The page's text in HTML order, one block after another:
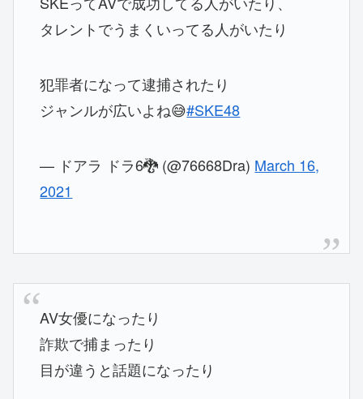
タレントでうまくいってる人がいたり
犯罪者になって逮捕されたり
ジャンルが広いよね😅#SKE48
— ドアラ ドラ6🐉 (@76668Dra) March 16,
2021
AV女優になったり
詐欺で捕まったり
目が違うと話題になったり